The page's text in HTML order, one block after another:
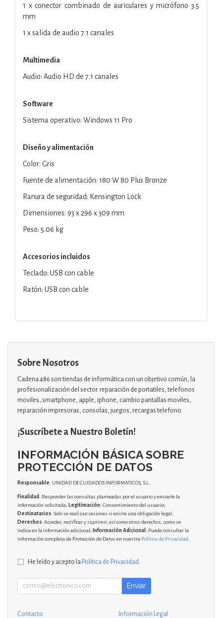
1 x conector combinado de auriculares y micrófono 3.5
mm
1 x salida de audio 7.1 canales
Multimedia
Audio: Audio HD de 7.1 canales
Software
Sistema operativo: Windows 11 Pro
Diseño y alimentación
Color: Gris
Fuente de alimentación: 180 W 80 Plus Bronze
Ranura de seguridad: Kensington Lock
Dimensiones: 93 x 296 x 309 mm
Peso: 5.06 kg
Accesorios incluidos
Teclado: USB con cable
Ratón: USB con cable
Sobre Nosotros
Cadena 486 son tiendas de informática con un objetivo común, la
profesionalización del sector. reparación de portatiles, telefonos
moviles, smartphone, apple, iphone, cambio pantallas moviles,
reparación impresoras, consolas, juegos, recargas telefono
¡Suscríbete a Nuestro Boletín!
INFORMACIÓN BÁSICA SOBRE
PROTECCIÓN DE DATOS
Responsable: UNIDAD DE CUIDADOS INFORMATICOS, S.L.
Finalidad: Responder las consultas planteadas por el usuario y enviarle la
información solicitada; Legitimación: Consentimiento del usuario;
Destinatarios: Solo se realizan cesiones si existe una obligación legal;
Derechos: Acceder, rectificar y suprimir, así como otros derechos, como se
indica en la información adicional; Información Adicional : Puede consultar la
información completa de Protección de Datos en nuestra Política de Privacidad
He leído y acepto la Política de Privacidad
Enviar
Contacto Información Legal